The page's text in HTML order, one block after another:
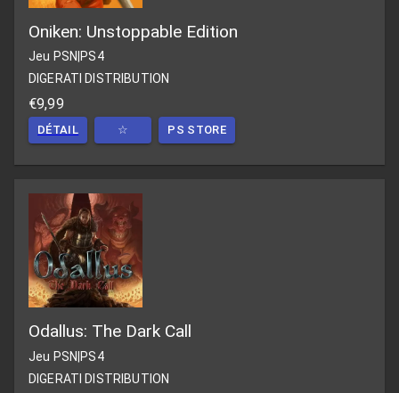
Oniken: Unstoppable Edition
Jeu PSN PS4
DIGERATI DISTRIBUTION
€9,99
DÉTAIL ☆ PS STORE
Odallus: The Dark Call
Jeu PSN PS4
DIGERATI DISTRIBUTION